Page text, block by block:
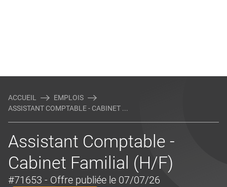
ACCUEIL
EMPLOIS
ASSISTANT COMPTABLE - CABINET ...
Assistant Comptable -
Cabinet Familial (H/F)
#71653 - Offre publiée le 07/07/26